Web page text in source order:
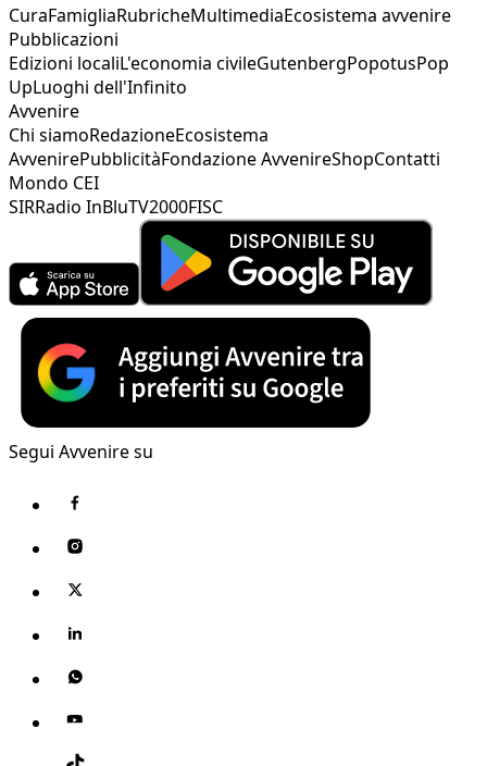
CuraFamigliaRubricheMultimediaEcosistema avvenire
Pubblicazioni
Edizioni localiL'economia civileGutenbergPopotusPop
UpLuoghi dell'Infinito
Avvenire
Chi siamoRedazioneEcosistema
AvvenirePubblicitàFondazione AvvenireShopContatti
Mondo CEI
SIRRadio InBluTV2000FISC
Segui Avvenire su